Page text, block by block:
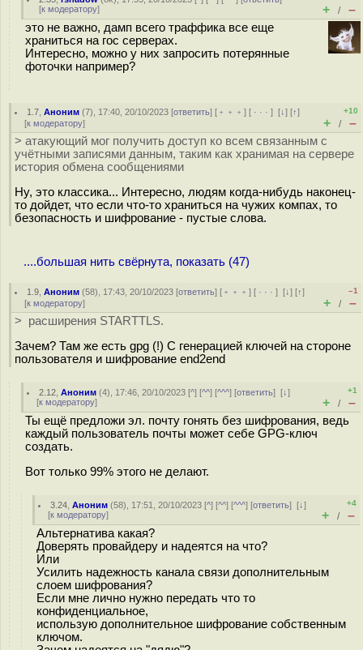
[к модератору] + / –
это не важно, дамп всего траффика все еще
храниться на гос серверах.
Интересно, можно у них запросить потерянные
фоточки например?
1.7 ,Аноним (7), 17:40, 20/10/2023 [ответить] [ ﹢﹢﹢] [ · · ·][↓] [↑]
[к модератору]
+10
+ / –
> атакующий мог получить доступ ко всем связанным с
учётными записями данным, таким как хранимая на сервере
история обмена сообщениями
Ну, это классика... Интересно, людям когда-нибудь наконец-
то дойдет, что если что-то храниться на чужих компах, то
безопасность и шифрование - пустые слова.
....большая нить свёрнута, показать (47)
1.9 ,Аноним (58), 17:43, 20/10/2023 [ответить] [ ﹢﹢﹢] [ · · ·][↓] [↑]
[к модератору]
–1
+ / –
> расширения STARTTLS.
Зачем? Там же есть gpg (!) C генерацией ключей на стороне
пользователя и шифрование end2end
2.12 ,Аноним (4), 17:46, 20/10/2023 [^] [^^] [^^^] [ответить][↓]
[к модератору]
+1
+ / –
Ты ещё предложи эл. почту гонять без шифрования, ведь
каждый пользователь почты может себе GPG-ключ
создать.
Вот только 99% этого не делают.
3.24 ,Аноним (58), 17:51, 20/10/2023 [^] [^^] [^^^] [ответить][↓]
[к модератору]
+4
+ / –
Альтернатива какая?
Доверять провайдеру и надеятся на что?
Или
Усилить надежность канала связи дополнительным
слоем шифрования?
Если мне лично нужно передать что то
конфиденциальное,
использую дополнительное шифрование собственным
ключом.